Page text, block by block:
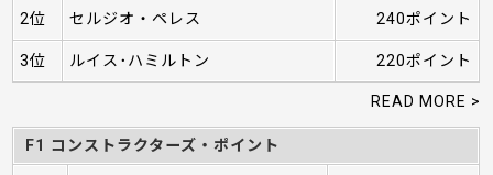
2位 セルジオ・ペレス 240ポイント
3位 ルイス･ハミルトン 220ポイント
READ MORE >
F1 コンストラクターズ・ポイント